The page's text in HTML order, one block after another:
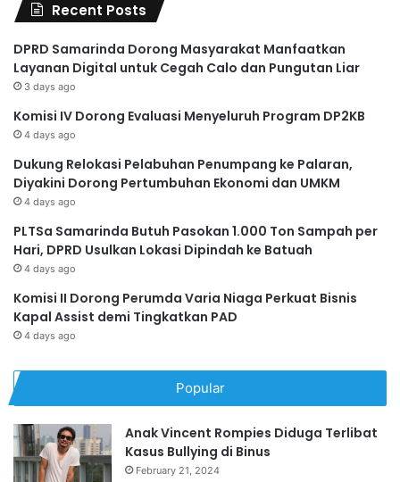
Recent Posts
DPRD Samarinda Dorong Masyarakat Manfaatkan
Layanan Digital untuk Cegah Calo dan Pungutan Liar
3 days ago
Komisi IV Dorong Evaluasi Menyeluruh Program DP2KB
4 days ago
Dukung Relokasi Pelabuhan Penumpang ke Palaran,
Diyakini Dorong Pertumbuhan Ekonomi dan UMKM
4 days ago
PLTSa Samarinda Butuh Pasokan 1.000 Ton Sampah per
Hari, DPRD Usulkan Lokasi Dipindah ke Batuah
4 days ago
Komisi II Dorong Perumda Varia Niaga Perkuat Bisnis
Kapal Assist demi Tingkatkan PAD
4 days ago
Popular
Anak Vincent Rompies Diduga Terlibat
Kasus Bullying di Binus
February 21, 2024